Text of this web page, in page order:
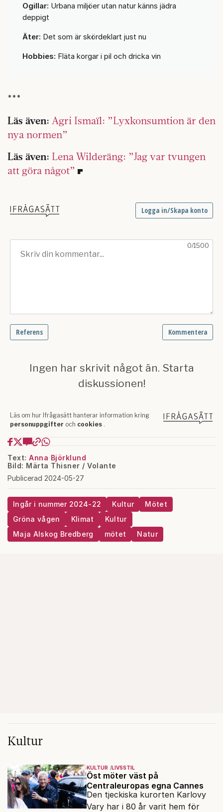
Ogillar: Urbana miljöer utan natur känns jädra
deppigt
Äter: Det som är skördeklart just nu
Hobbies: Fläta korgar i pil och dricka vin
***
Läs även: Agri Ismaïl: ”Lyxkonsumtion är den
nya normen”
Läs även: Lena Wilderäng: ”Jag var tvungen
att göra något”
Text: Anna Björklund
Bild: Märta Thisner / Volante
Publicerad 2024-05-27
Ingår i nummer 2024-22 Kultur
Mötet
Gröna vågen
Klimat
Kultur
Maja Alskog Bredberg
mötet Natur
Kultur
KULTUR LIVSSTIL
Öst möter väst på
Centraleuropas egna Cannes
Den tjeckiska kurorten Karlovy
Vary har i 80 år varit hem för